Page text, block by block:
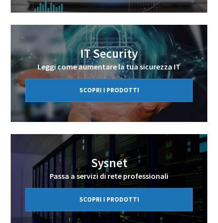
IT Security
Leggi come aumentare la tua sicurezza IT
SCOPRI I PRODOTTI
Sysnet
Passa a servizi di rete professionali
SCOPRI I PRODOTTI